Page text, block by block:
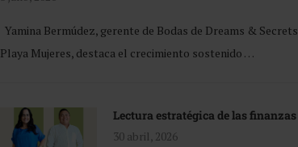
Yamina Bermúdez, gerente de Bodas de Dreams & Secrets
Playa Mujeres, destaca el crecimiento sostenido …
Lectura estratégica de las finanzas
30 abril, 2026